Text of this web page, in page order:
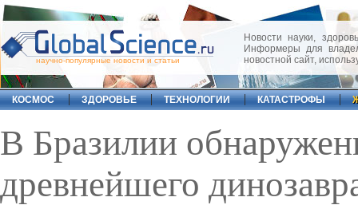
научно-популярные новости и статьи
Новости науки,
Информеры для
новостной сайт,
КОСМОС ЗДОРОВЬЕ ТЕХНОЛОГИИ КАТАСТРОФЫ
В Бразилии
древнейшего